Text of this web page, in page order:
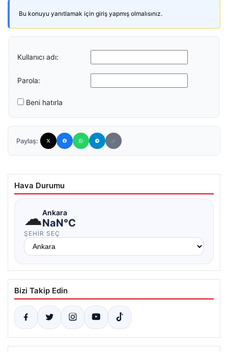
Bu konuyu yanıtlamak için giriş yapmış olmalısınız.
Kullanıcı adı:
Parola:
Beni hatırla
Paylaş:
Hava Durumu
☁Ankara
NaN°C
ŞEHIR SEÇ
Bizi Takip Edin